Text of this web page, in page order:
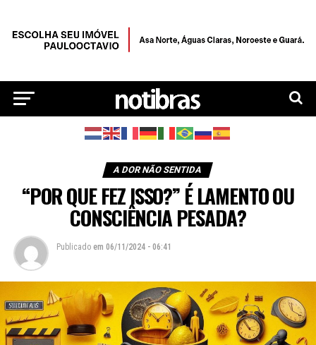
A DOR NÃO SENTIDA
“POR QUE FEZ ISSO?” É LAMENTO OU
CONSCIÊNCIA PESADA?
Publicado em 06/11/2024 - 06:41